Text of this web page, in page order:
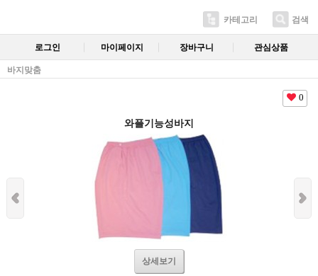
카테고리 검색
로그인 마이페이지 장바구니 관심상품
바지맞춤
0
와플기능성바지
상세보기